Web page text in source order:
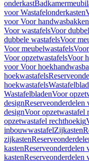
onderkast
voor Wastafelonderkasten
voor Voor handwasbakken
Voor wastafelsVoor
dubbele wastafelsVoor
Voor meubelwastafels
Voor opzetwastafelsVoor
voor Voor
hoekwastafels
hoekwastafels
WastafelbladenVoor
designReserveonderdelen
designVoor opzetwastafel
opzetwastafel rechthoekig
inbouwwastafelZijkasten
zijkasten
kastenReserveonderdelen
kastenReserveonderdelen